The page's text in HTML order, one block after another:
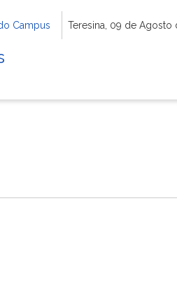
Campus Teresina, 09 de Agosto